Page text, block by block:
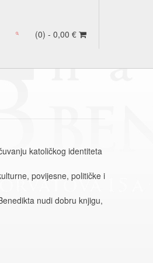
(0) - 0,00 €
katoličkog identiteta
povijesne, političke i
nudi dobru knjigu,